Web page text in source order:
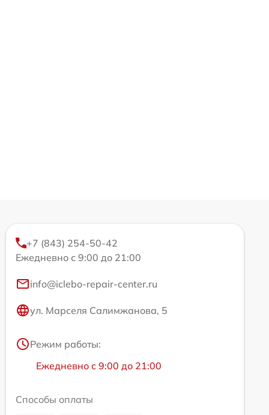
+7 (843) 254-50-42
Ежедневно с 9:00 до 21:00
info@iclebo-repair-center.ru
ул. Марселя Салимжанова, 5
Режим работы:
Ежедневно с 9:00 до 21:00
Способы оплаты